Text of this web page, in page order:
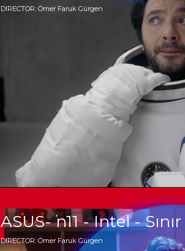
DIRECTOR: Ömer Faruk Gürgen
ASUS- n11 - Intel -
DIRECTOR: Ömer Faruk Gürgen